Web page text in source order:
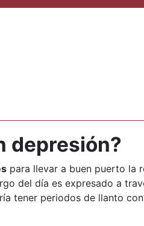
depresión?
para llevar a buen puerto la
del día es expresado a
tener periodos de llanto